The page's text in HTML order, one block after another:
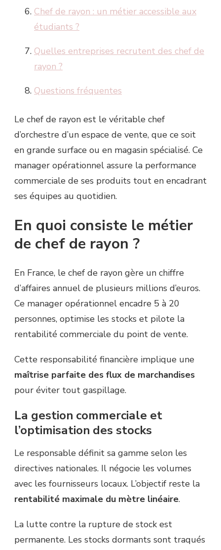
Chef de rayon : un métier accessible aux
étudiants ?
Quelles entreprises recrutent des chef de
rayon ?
Questions fréquentes
Le chef de rayon est le véritable chef
d’orchestre d’un espace de vente, que ce soit
en grande surface ou en magasin spécialisé. Ce
manager opérationnel assure la performance
commerciale de ses produits tout en encadrant
ses équipes au quotidien.
En quoi consiste le métier
de chef de rayon ?
En France, le chef de rayon gère un chiffre
d’affaires annuel de plusieurs millions d’euros.
Ce manager opérationnel encadre 5 à 20
personnes, optimise les stocks et pilote la
rentabilité commerciale du point de vente.
Cette responsabilité financière implique une
maîtrise parfaite des flux de marchandises
pour éviter tout gaspillage.
La gestion commerciale et
l’optimisation des stocks
Le responsable définit sa gamme selon les
directives nationales. Il négocie les volumes
avec les fournisseurs locaux. L’objectif reste la
rentabilité maximale du mètre linéaire.
La lutte contre la rupture de stock est
permanente. Les stocks dormants sont traqués